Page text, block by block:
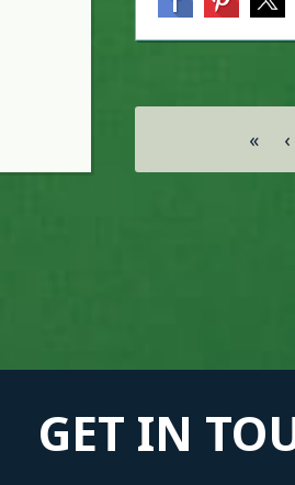
Σελίδες
« ‹
GET IN